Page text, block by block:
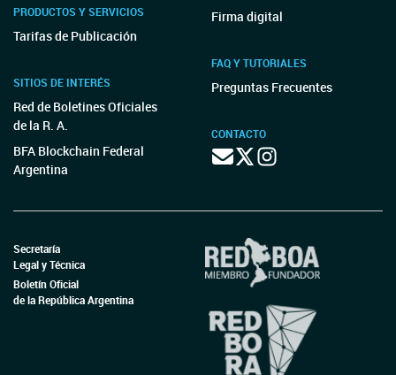
PRODUCTOS Y SERVICIOS
Tarifas de Publicación
SITIOS DE INTERÉS
Red de Boletines Oficiales
de la R. A.
BFA Blockchain Federal
Argentina
Firma digital
FAQ Y TUTORIALES
Preguntas Frecuentes
CONTACTO
Secretaría
Legal y Técnica
Boletín Oficial
de la República Argentina